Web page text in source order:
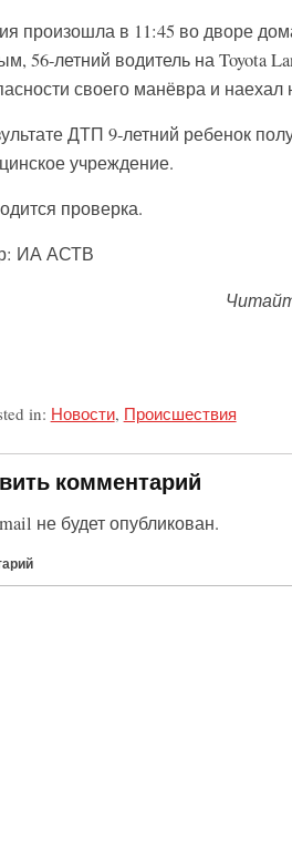
произошла в 11:45 во дворе
56-летний водитель на Toyota
своего манёвра и
ДТП 9-летний ребенок
учреждение.
проверка.
ИА АСТВ
in: Новости, Происшествия
комментарий
не будет опубликован.